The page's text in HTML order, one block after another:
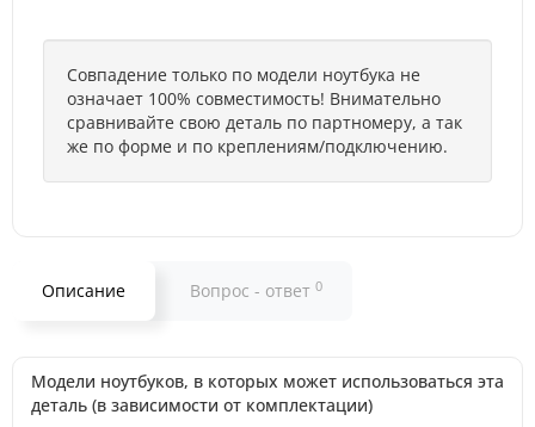
Совпадение только по модели ноутбука не
означает 100% совместимость! Внимательно
сравнивайте свою деталь по партномеру, а так
же по форме и по креплениям/подключению.
Описание Вопрос - ответ 0
Модели ноутбуков, в которых может использоваться эта
деталь (в зависимости от комплектации)